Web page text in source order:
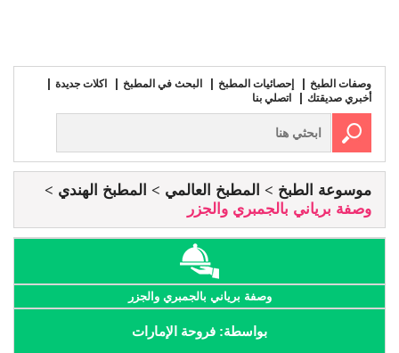
وصفات الطبخ إحصائيات المطبخ البحث في المطبخ
اكلات جديدة
أخبري صديقتك
اتصلي بنا
موسوعة الطبخ المطبخ العالمي
المطبخ الهندي
وصفة برياني بالجمبري والجزر
وصفة برياني بالجمبري والجزر
بواسطة: فروحة الإمارات